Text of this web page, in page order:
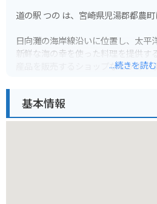
道の駅 つの は、宮崎県児湯郡都農町
日向灘の海岸線沿いに位置し、太平
新鮮な海の幸を使った料理を提供す
産品を販売するショップなどがありま
また、道の駅のすぐそばには、海水
チ一ツ葉があります。
...続きを読む
基本情報